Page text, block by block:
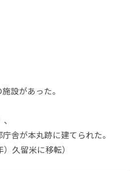
設があった。
舎が本丸跡に建てられた。
）久留米に移転）